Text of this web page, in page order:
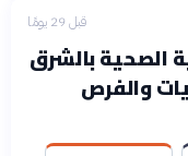
قبل 29 يومًا
الصحية بالشرق
والفرص